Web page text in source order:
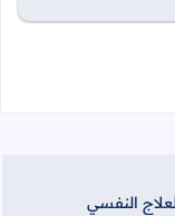
النفسي